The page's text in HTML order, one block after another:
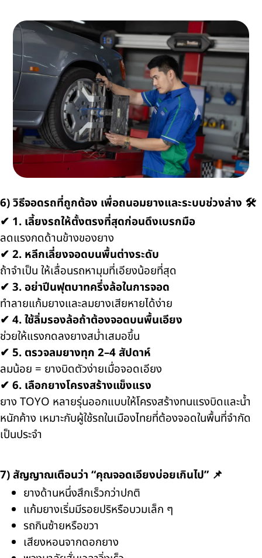
6) วิธีจอดรถที่ถูกต้อง เพื่อถนอมยางและระบบช่วงล่าง 🛠️
✔ 1. เลี้ยงรถให้ตั้งตรงที่สุดก่อนดึงเบรกมือ
ลดแรงกดด้านข้างของยาง
✔ 2. หลีกเลี่ยงจอดบนพื้นต่างระดับ
ถ้าจำเป็น ให้เลื่อนรถหามุมที่เอียงน้อยที่สุด
✔ 3. อย่าปีนฟุตบาทครึ่งล้อในการจอด
ทำลายแก้มยางและลมยางเสียหายได้ง่าย
✔ 4. ใช้ลิ่มรองล้อถ้าต้องจอดบนพื้นเอียง
ช่วยให้แรงกดลงยางสม่ำเสมอขึ้น
✔ 5. ตรวจลมยางทุก 2–4 สัปดาห์
ลมน้อย = ยางบิดตัวง่ายเมื่อจอดเอียง
✔ 6. เลือกยางโครงสร้างแข็งแรง
ยาง TOYO หลายรุ่นออกแบบให้โครงสร้างทนแรงบิดและน้ำ
หนักค้าง เหมาะกับผู้ใช้รถในเมืองไทยที่ต้องจอดในพื้นที่จำกัด
เป็นประจำ
7) สัญญาณเตือนว่า “คุณจอดเอียงบ่อยเกินไป” 📌
ยางด้านหนึ่งสึกเร็วกว่าปกติ
แก้มยางเริ่มมีรอยปริหรือบวมเล็ก ๆ
รถกินซ้ายหรือขวา
เสียงหอนจากดอกยาง